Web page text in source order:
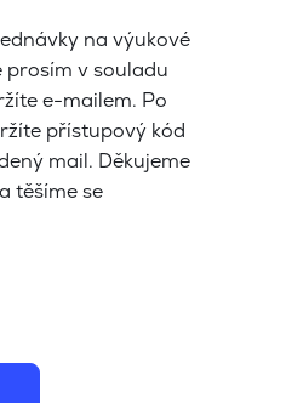
na výukové
v souladu
e-mailem. Po
přístupový kód
mail. Děkujeme
těšíme se